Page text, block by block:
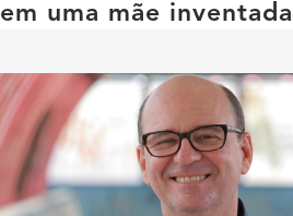
em uma mãe inventada